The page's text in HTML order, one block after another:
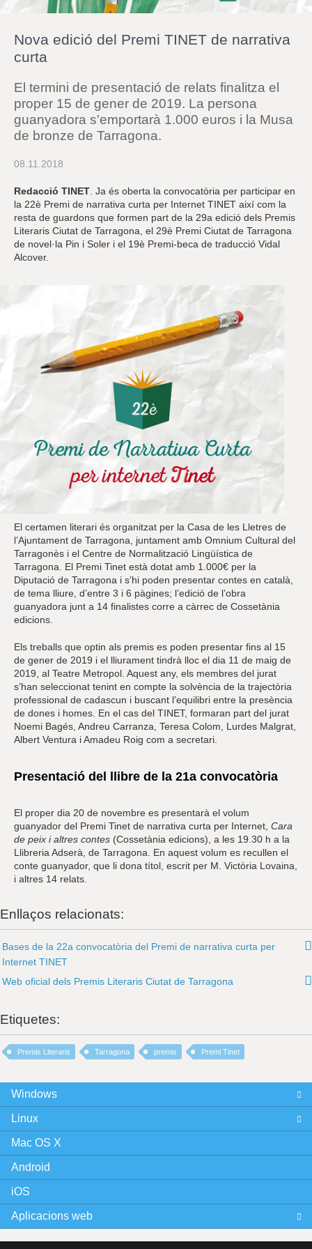
l
l
a
u
Nova edició del Premi TINET de narrativa
curta
El termini de presentació de relats finalitza el
proper 15 de gener de 2019. La persona
guanyadora s'emportarà 1.000 euros i la Musa
de bronze de Tarragona.
08.11.2018
Redacció TINET . Ja és oberta la convocatòria per participar en
la 22è Premi de narrativa curta per Internet TINET així com la
resta de guardons que formen part de la 29a edició dels Premis
Literaris Ciutat de Tarragona, el 29è Premi Ciutat de Tarragona
de novel·la Pin i Soler i el 19è Premi-beca de traducció Vidal
Alcover.
El certamen literari és organitzat per la Casa de les Lletres de
l’Ajuntament de Tarragona, juntament amb Omnium Cultural del
Tarragonès i el Centre de Normalització Lingüística de
Tarragona. El Premi Tinet està dotat amb 1.000€ per la
Diputació de Tarragona i s’hi poden presentar contes en català,
de tema lliure, d’entre 3 i 6 pàgines; l’edició de l’obra
guanyadora junt a 14 finalistes corre a càrrec de Cossetània
edicions.
Els treballs que optin als premis es poden presentar fins al 15
de gener de 2019 i el lliurament tindrà lloc el dia 11 de maig de
2019, al Teatre Metropol. Aquest any, els membres del jurat
s’han seleccionat tenint en compte la solvència de la trajectòria
professional de cadascun i buscant l’equilibri entre la presència
de dones i homes. En el cas del TINET, formaran part del jurat
Noemi Bagés, Andreu Carranza, Teresa Colom, Lurdes Malgrat,
Albert Ventura i Amadeu Roig com a secretari.
Presentació del llibre de la 21a convocatòria
El proper dia 20 de novembre es presentarà el volum
guanyador del Premi Tinet de narrativa curta per Internet, Cara
de peix i altres contes (Cossetània edicions), a les 19.30 h a la
Llibreria Adserà, de Tarragona. En aquest volum es recullen el
conte guanyador, que li dona títol, escrit per M. Victòria Lovaina,
i altres 14 relats.
Enllaços relacionats:
Bases de la 22a convocatòria del Premi de narrativa curta per
Internet TINET
Web oficial dels Premis Literaris Ciutat de Tarragona
Etiquetes:
Premis Literaris Tarragona premis Premi Tinet
Windows
Linux
Mac OS X
Android
iOS
Aplicacions web